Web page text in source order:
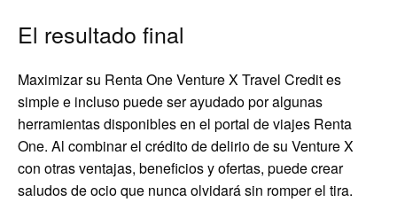
El resultado final
Maximizar su Renta One Venture X Travel Credit es
simple e incluso puede ser ayudado por algunas
herramientas disponibles en el portal de viajes Renta
One. Al combinar el crédito de delirio de su Venture X
con otras ventajas, beneficios y ofertas, puede crear
saludos de ocio que nunca olvidará sin romper el tira.